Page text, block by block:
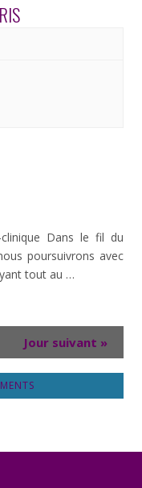
Dans le fil du
poursuivrons avec
tout au …
Jour suivant »